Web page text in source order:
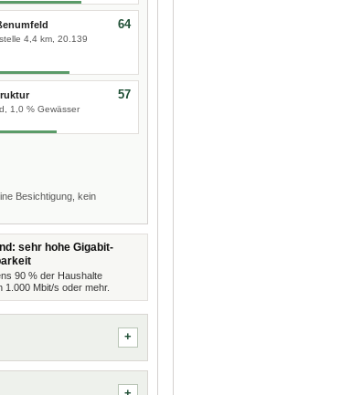
4,4 km, 20.139
64
1,0 % Gewässer
57
Besichtigung, kein
sehr hohe Gigabit-
90 % der Haushalte
1.000 Mbit/s oder mehr.